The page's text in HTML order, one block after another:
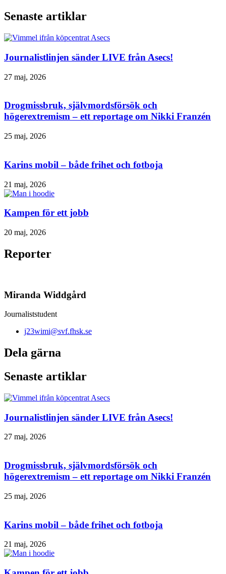
Senaste artiklar
Journalistlinjen sänder LIVE från Asecs!
27 maj, 2026
Drogmissbruk, självmordsförsök och
högerextremism – ett reportage om Nikki Franzén
25 maj, 2026
Karins mobil – både frihet och fotboja
21 maj, 2026
Kampen för ett jobb
20 maj, 2026
Reporter
Miranda Widdgård
Journaliststudent
j23wimi@svf.fhsk.se
Dela gärna
Senaste artiklar
Journalistlinjen sänder LIVE från Asecs!
27 maj, 2026
Drogmissbruk, självmordsförsök och
högerextremism – ett reportage om Nikki Franzén
25 maj, 2026
Karins mobil – både frihet och fotboja
21 maj, 2026